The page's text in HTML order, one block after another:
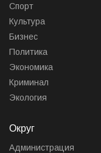
Спорт
Культура
Бизнес
Политика
Экономика
Криминал
Экология
Округ
Администрация